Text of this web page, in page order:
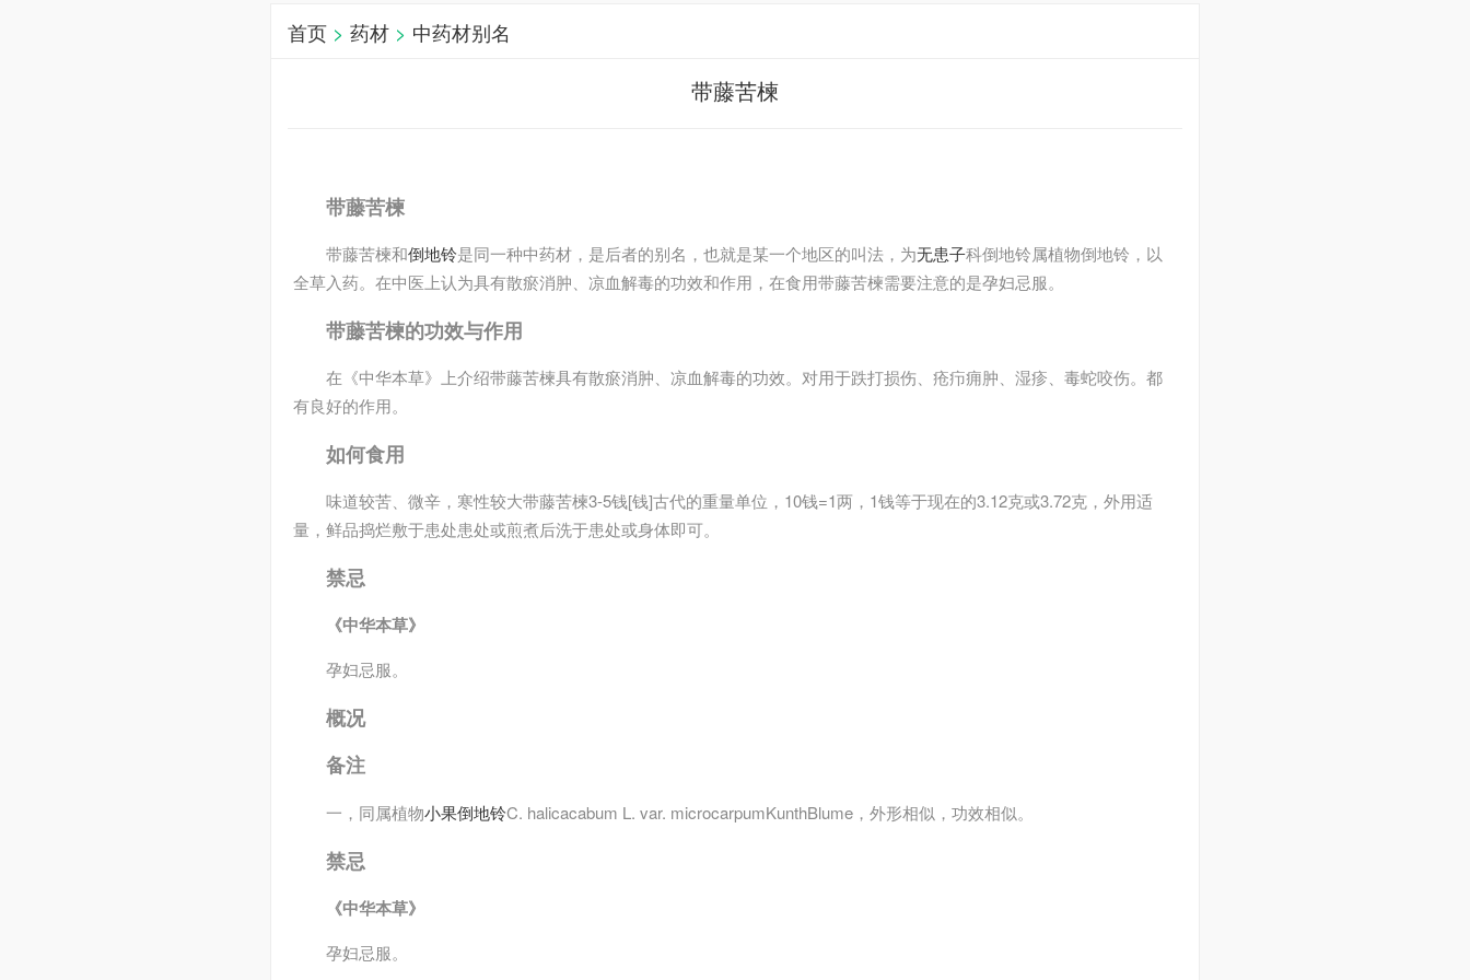
首页 > 药材 > 中药材别名
带藤苦楝
带藤苦楝
带藤苦楝和倒地铃是同一种中药材，是后者的别名，也就是某一个地区的叫法，为无患子科倒地铃属植物倒地铃，以
全草入药。在中医上认为具有散瘀消肿、凉血解毒的功效和作用，在食用带藤苦楝需要注意的是孕妇忌服。
带藤苦楝的功效与作用
在《中华本草》上介绍带藤苦楝具有散瘀消肿、凉血解毒的功效。对用于跌打损伤、疮疖痈肿、湿疹、毒蛇咬伤。都
有良好的作用。
如何食用
味道较苦、微辛，寒性较大带藤苦楝3-5钱[钱]古代的重量单位，10钱=1两，1钱等于现在的3.12克或3.72克 ，外用适
量，鲜品捣烂敷于患处患处或煎煮后洗于患处或身体即可。
禁忌
《中华本草》
孕妇忌服。
概况
备注
一，同属植物小果倒地铃C. halicacabum L. var. microcarpumKunthBlume，外形相似，功效相似。
禁忌
《中华本草》
孕妇忌服。